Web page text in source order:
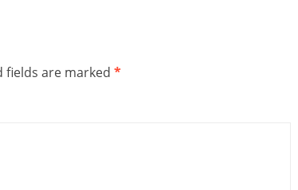
fields are marked *